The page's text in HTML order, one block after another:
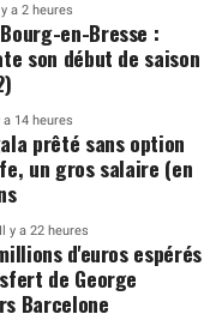
a 2 heures
en-Bresse :
son début de saison
a 14 heures
prêté sans option
un gros salaire (en
Il y a 22 heures
d'euros espérés
de George
Barcelone